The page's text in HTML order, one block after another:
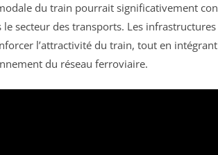
du train pourrait significativement
le secteur des transports. Les
l’attractivité du train, tout en intégrant
du réseau ferroviaire.